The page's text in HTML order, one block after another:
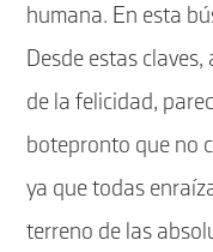
humana. En esta
Desde estas
de la felicidad,
botepronto que no
ya que todas
terreno de las